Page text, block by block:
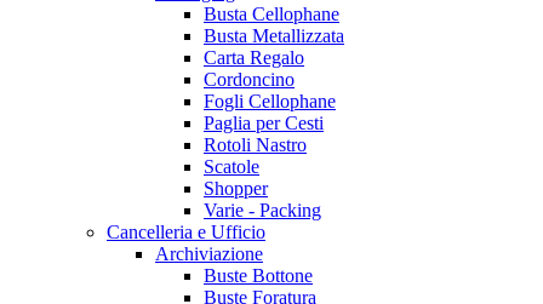
Busta Cellophane
Busta Metallizzata
Carta Regalo
Cordoncino
Fogli Cellophane
Paglia per Cesti
Rotoli Nastro
Scatole
Shopper
Varie - Packing
Cancelleria e Ufficio
Archiviazione
Buste Bottone
Buste Foratura